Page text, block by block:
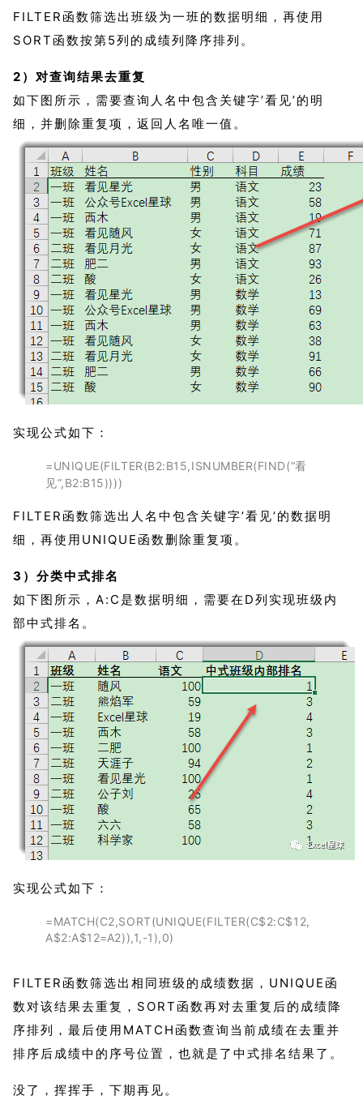
FILTER函数筛选出班级为一班的数据明细，再使用
SORT函数按第5列的成绩列降序排列。
2）对查询结果去重复
如下图所示 ， 需要查询人名中包含关键字’看见’的明
细，并删除重复项，返回人名唯一值。
实现公式如下：
=UNIQUE(FILTER(B2:B15,ISNUMBER(FIND(“看
见”,B2:B15))))
FILTER函数筛选出人名中包含关键字’看见’的数据明
细，再使用UNIQUE函数删除重复项。
3）分类中式排名
如下图所示，A:C是数据明细，需要在D列实现班级内
部中式排名。
实现公式如下：
=MATCH(C2,SORT(UNIQUE(FILTER(C$2:C$12,
A$2:A$12=A2)),1,-1),0)
FILTER函数筛选出相同班级的成绩数据，UNIQUE函
数对该结果去重复，SORT函数再对去重复后的成绩降
序排列，最后使用MATCH函数查询当前成绩在去重并
排序后成绩中的序号位置，也就是了中式排名结果了。
没了，挥挥手，下期再见。